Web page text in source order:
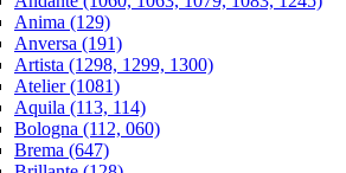
Anima (129)
Anversa (191)
Artista (1298, 1299, 1300)
Atelier (1081)
Aquila (113, 114)
Bologna (112, 060)
Brema (647)